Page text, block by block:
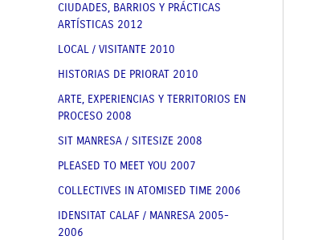
CIUDADES, BARRIOS Y PRÁCTICAS
ARTÍSTICAS 2012
LOCAL / VISITANTE 2010
HISTORIAS DE PRIORAT 2010
ARTE, EXPERIENCIAS Y TERRITORIOS EN
PROCESO 2008
SIT MANRESA / SITESIZE 2008
PLEASED TO MEET YOU 2007
COLLECTIVES IN ATOMISED TIME 2006
IDENSITAT CALAF / MANRESA 2005-
2006